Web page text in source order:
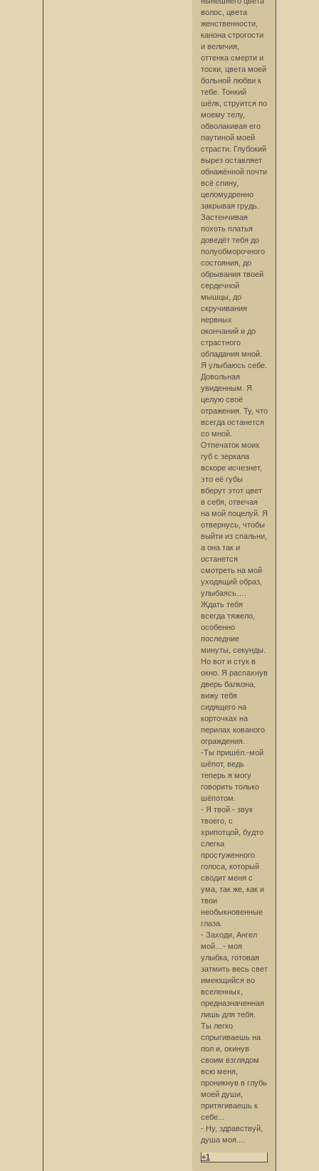
волос, цвета
женственности,
канона строгости
и величия,
оттенка смерти и
тоски, цвета моей
больной любви к
тебе. Тонкий
шёлк, струится по
моему телу,
обволакивая его
паутиной моей
страсти. Глубокий
вырез оставляет
обнажённой почти
всё спину,
целомудренно
закрывая грудь.
Застенчивая
похоть платья
доведёт тебя до
полуобморочного
состояния, до
обрывания твоей
сердечной
мышцы, до
скручивания
нервных
окончаний и до
страстного
обладания мной.
Я улыбаюсь себе.
Довольная
увиденным. Я
целую своё
отражения. Ту, что
всегда останется
со мной.
Отпечаток моих
губ с зеркала
вскоре исчезнет,
это её губы
вберут этот цвет
в себя, отвечая
на мой поцелуй. Я
отвернусь, чтобы
выйти из спальни,
а она так и
останется
смотреть на мой
уходящий образ,
улыбаясь….
Ждать тебя
всегда тяжело,
особенно
последние
минуты, секунды.
Но вот и стук в
окно. Я распахнув
дверь балкона,
вижу тебя
сидящего на
корточках на
перилах кованого
ограждения.
-Ты пришёл.-мой
шёпот, ведь
теперь я могу
говорить только
шёпотом.
- Я твой - звук
твоего, с
хрипотцой, будто
слегка
простуженного
голоса, который
сводит меня с
ума, так же, как и
твои
необыкновенные
глаза.
- Заходи, Ангел
мой…- моя
улыбка, готовая
затмить весь свет
имеющийся во
вселенных,
предназначенная
лишь для тебя.
Ты легко
спрыгиваешь на
пол и, окинув
своим взглядом
всю меня,
проникнув в глубь
моей души,
притягиваешь к
себе...
- Ну, здравствуй,
душа моя....
+1